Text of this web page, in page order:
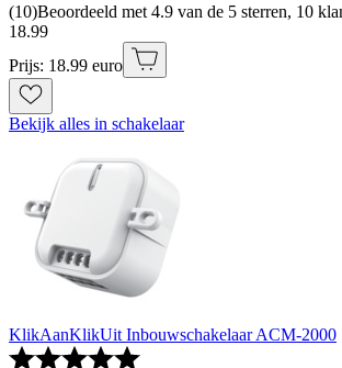
(10)Beoordeeld met 4.9 van de 5 sterren, 10
18.99
Prijs: 18.99 euro
Bekijk alles in schakelaar
KlikAanKlikUit Inbouwschakelaar ACM-2000